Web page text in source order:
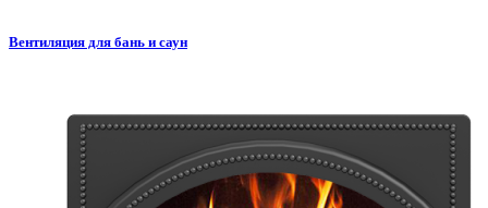
Вентиляция для бань и саун